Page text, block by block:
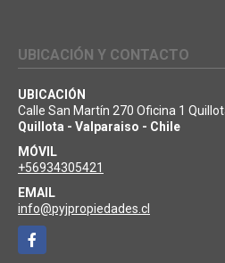
UBICACIÓN Y CONTACTO
UBICACIÓN
Calle San Martín 270 Oficina 1
Quillota - Valparaiso - Chile
MÓVIL
+56934305421
EMAIL
info@pyjpropiedades.cl
Facebook